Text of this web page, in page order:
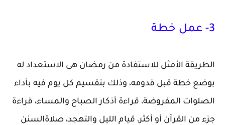
3- عمل خطة
الطريقة الأمثل للاستفادة من رمضان هى الاستعداد له
بوضع خطة قبل قدومه، وذلك بتقسيم كل يوم فيه بأداء
الصلوات المفروضة، قراءة أذكار الصباح والمساء، قراءة
جزء من القرآن أو أكثر، قيام الليل والتهجد، صلاةالسنن